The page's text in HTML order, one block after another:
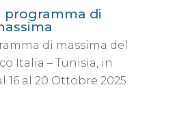
programma di
di massima del
Italia – Tunisia, in
al 20 Ottobre 2025.